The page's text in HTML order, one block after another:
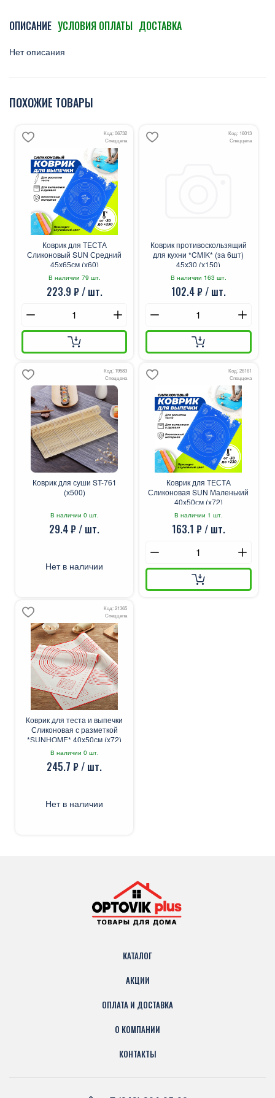
ОПИСАНИЕ УСЛОВИЯ ОПЛАТЫ ДОСТАВКА
Нет описания
ПОХОЖИЕ ТОВАРЫ
Код: 06732
Спеццена
Коврик для ТЕСТА
Сликоновый SUN Средний
45х65см (х60)
В наличии 79 шт.
223.9 ₽ / шт.
Код: 16013
Спеццена
Коврик противоскользящий
для кухни *CMIK* (за 6шт)
45х30 (х150)
В наличии 163 шт.
102.4 ₽ / шт.
Код: 19583
Спеццена
Коврик для суши ST-761
(х500)
В наличии 0 шт.
29.4 ₽ / шт.
Нет в наличии
Код: 26161
Спеццена
Коврик для ТЕСТА
Сликоновая SUN Маленький
40х50см (х72)
В наличии 1 шт.
163.1 ₽ / шт.
Код: 21365
Спеццена
Коврик для теста и выпечки
Сликоновая с разметкой
*SUNHOME* 40х50см (х72)
В наличии 0 шт.
245.7 ₽ / шт.
Нет в наличии
КАТАЛОГ
АКЦИИ
ОПЛАТА И ДОСТАВКА
О КОМПАНИИ
КОНТАКТЫ